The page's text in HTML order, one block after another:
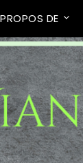
DE